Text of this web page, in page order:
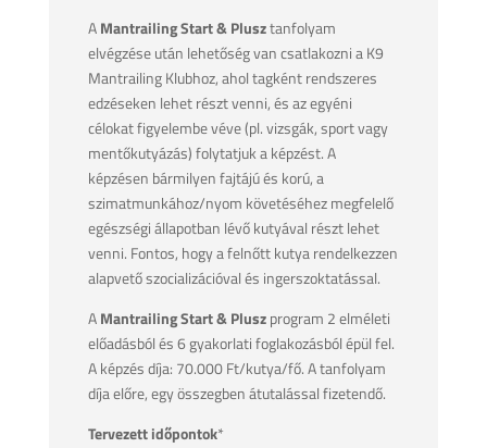
AMantrailing Start & Plusztanfolyam
elvégzése után lehetőség van csatlakozni a K9
Mantrailing Klubhoz, ahol tagként rendszeres
edzéseken lehet részt venni, és az egyéni
célokat figyelembe véve (pl. vizsgák, sport vagy
mentőkutyázás) folytatjuk a képzést. A
képzésen bármilyen fajtájú és korú, a
szimatmunkához/nyom követéséhez megfelelő
egészségi állapotban lévő kutyával részt lehet
venni. Fontos, hogy a felnőtt kutya rendelkezzen
alapvető szocializációval és ingerszoktatással.
AMantrailing Start & Pluszprogram 2 elméleti
előadásból és 6 gyakorlati foglakozásból épül fel.
A képzés díja: 70.000 Ft/kutya/fő. A tanfolyam
díja előre, egy összegben átutalással fizetendő.
Tervezett időpontok*